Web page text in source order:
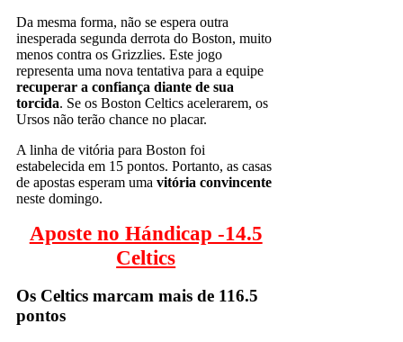
Da mesma forma, não se espera outra
inesperada segunda derrota do Boston, muito
menos contra os Grizzlies. Este jogo
representa uma nova tentativa para a equipe
recuperar a confiança diante de sua
torcida. Se os Boston Celtics acelerarem, os
Ursos não terão chance no placar.
A linha de vitória para Boston foi
estabelecida em 15 pontos. Portanto, as casas
de apostas esperam uma vitória convincente
neste domingo.
Aposte no Hándicap -14.5
Celtics
Os Celtics marcam mais de 116.5
pontos